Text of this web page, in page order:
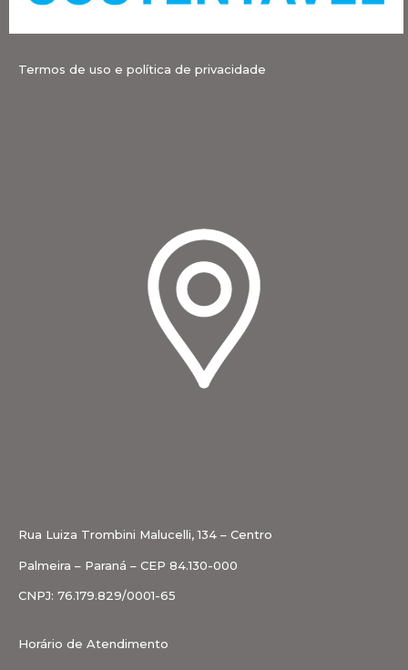
Termos de uso e política de privacidade
Rua Luiza Trombini Malucelli, 134 – Centro
Palmeira – Paraná – CEP 84.130-000
CNPJ: 76.179.829/0001-65
Horário de Atendimento